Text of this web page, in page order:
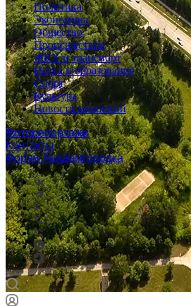
Политика
Экономика
Общество
Происшествия
ЖКХ и транспорт
Наука и образование
Спорт
Культура
Новости компаний
Фоторепортажи
Контакты
Форум Академгородка